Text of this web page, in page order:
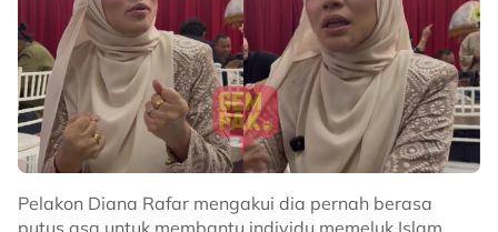
Pelakon Diana Rafar mengakui dia pernah berasa
putus asa untuk membantu individu memeluk Islam